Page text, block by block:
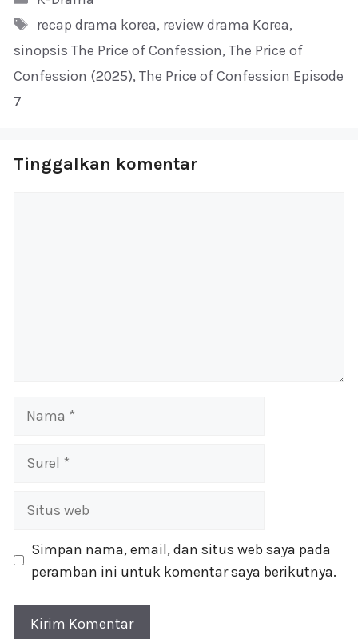
Tag
recap drama korea, review drama Korea,
sinopsis The Price of Confession, The Price of
Confession (2025), The Price of Confession Episode
7
Tinggalkan komentar
Nama
Surel
Situs
Simpan nama, email, dan situs web saya pada
peramban ini untuk komentar saya berikutnya.